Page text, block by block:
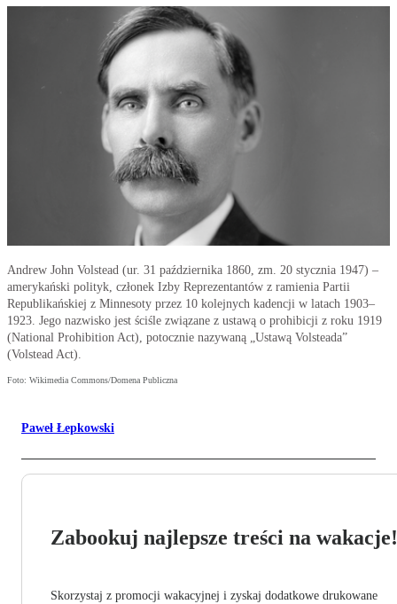
Andrew John Volstead (ur. 31 października 1860, zm. 20 stycznia 1947) –
amerykański polityk, członek Izby Reprezentantów z ramienia Partii
Republikańskiej z Minnesoty przez 10 kolejnych kadencji w latach 1903–
1923. Jego nazwisko jest ściśle związane z ustawą o prohibicji z roku 1919
(National Prohibition Act), potocznie nazywaną „Ustawą Volsteada”
(Volstead Act).
Foto: Wikimedia Commons/Domena Publiczna
Paweł Łepkowski
Zabookuj najlepsze treści na wakacje!
Skorzystaj z promocji wakacyjnej i zyskaj dodatkowe drukowane